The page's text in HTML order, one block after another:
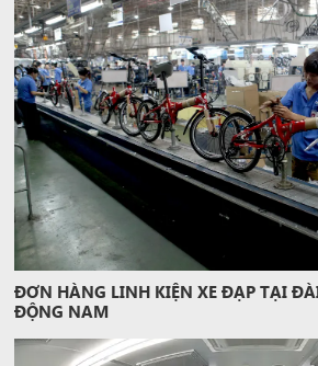
ĐƠN HÀNG LINH KIỆN XE ĐẠP TẠI
ĐỘNG NAM